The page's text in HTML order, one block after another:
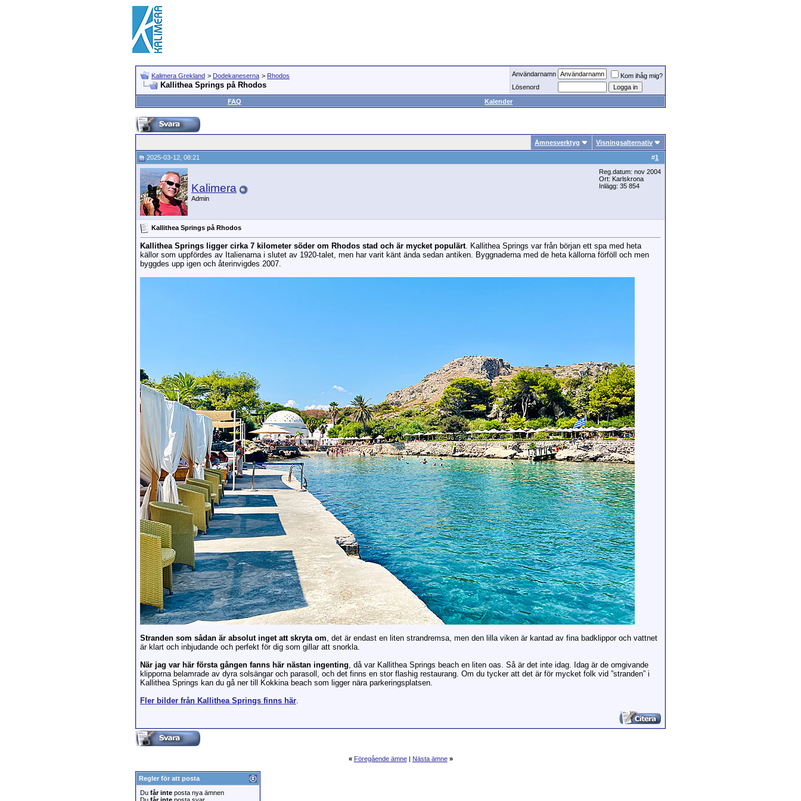
Kalimera Grekland > Dodekaneserna > Rhodos
Kallithea Springs på Rhodos
Användarnamn
Kom ihåg mig?
Lösenord
FAQ
Kalender
Ämnesverktyg Visningsalternativ
#1
2025-03-12, 08:21
Kalimera
Admin
Reg.datum: nov 2004
Ort: Karlskrona
Inlägg: 35 854
Kallithea Springs på Rhodos
Kallithea Springs ligger cirka 7 kilometer söder om Rhodos stad och är mycket populärt. Kallithea Springs var från början ett spa med heta
källor som uppfördes av Italienarna i slutet av 1920-talet, men har varit känt ända sedan antiken. Byggnaderna med de heta källorna förföll och men
byggdes upp igen och återinvigdes 2007.
Stranden som sådan är absolut inget att skryta om, det är endast en liten strandremsa, men den lilla viken är kantad av fina badklippor och vattnet
är klart och inbjudande och perfekt för dig som gillar att snorkla.
När jag var här första gången fanns här nästan ingenting, då var Kallithea Springs beach en liten oas. Så är det inte idag. Idag är de omgivande
klipporna belamrade av dyra solsängar och parasoll, och det finns en stor flashig restaurang. Om du tycker att det är för mycket folk vid ”stranden” i
Kallithea Springs kan du gå ner till Kokkina beach som ligger nära parkeringsplatsen.
Fler bilder från Kallithea Springs finns här.
« Föregående ämne| Nästa ämne »
Regler för att posta
Du får inte posta nya ämnen